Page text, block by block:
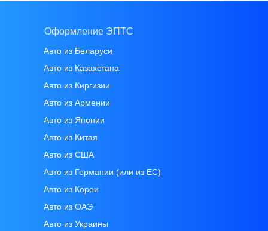
Оформление ЭПТС
Авто из Беларуси
Авто из Казахстана
Авто из Киргизии
Авто из Армении
Авто из Японии
Авто из Китая
Авто из CША
Авто из Германии (или из ЕС)
Авто из Кореи
Авто из ОАЭ
Авто из Украины